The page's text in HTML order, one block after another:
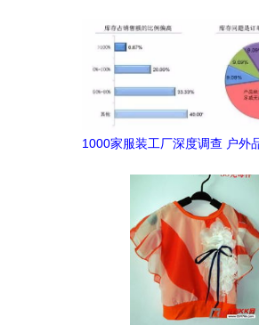
1000家服装工厂深度调查 户外